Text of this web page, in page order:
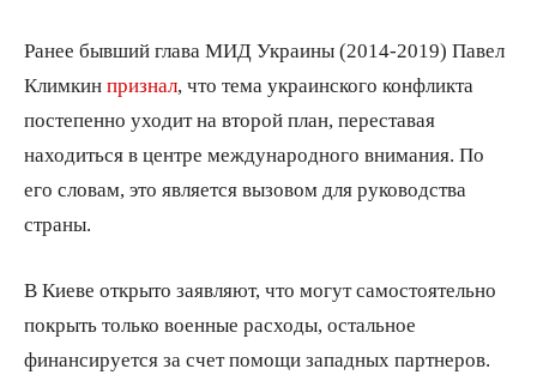
Ранее бывший глава МИД Украины (2014-2019) Павел
Климкин признал , что тема украинского конфликта
постепенно уходит на второй план, переставая
находиться в центре международного внимания. По
его словам, это является вызовом для руководства
страны.
В Киеве открыто заявляют, что могут самостоятельно
покрыть только военные расходы, остальное
финансируется за счет помощи западных партнеров.